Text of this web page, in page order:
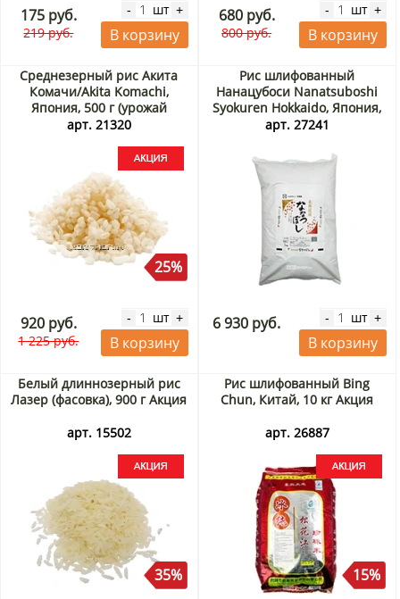
175 руб.
219 руб.
- шт +
В корзину
680 руб.
800 руб.
- шт +
В корзину
Среднезерный рис Акита
Комачи/Akita Komachi,
Япония, 500 г (урожай
Ноябрь 2025) Акция
арт. 21320
25%
920 руб.
1 225 руб.
- шт +
В корзину
Рис шлифованный
Нанацубоси Nanatsuboshi
Syokuren Hokkaido, Япония,
5 кг
арт. 27241
6 930 руб. - шт +
В корзину
Белый длиннозерный рис
Лазер (фасовка), 900 г Акция
арт. 15502
35%
Рис шлифованный Bing
Chun, Китай, 10 кг Акция
арт. 26887
15%